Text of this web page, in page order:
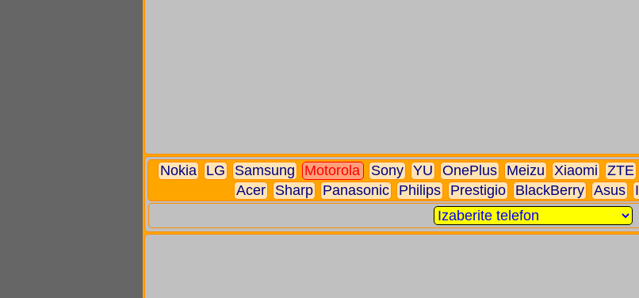
Nokia LG Samsung Motorola Sony YU OnePlus Meizu Xiaomi ZTE
Acer
Sharp Panasonic Philips Prestigio BlackBerry Asus